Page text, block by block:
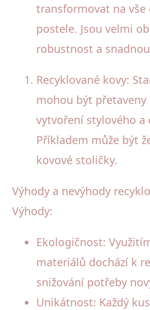
transformovat na vše
postele. Jsou velmi
robustnost a
Recyklované kovy:
mohou být přetaveny
vytvoření stylového
Příkladem může být
kovové stoličky.
Výhody a nevýhody
Výhody:
Ekologičnost:
materiálů dochází k
snižování potřeby
Unikátnost: Každý